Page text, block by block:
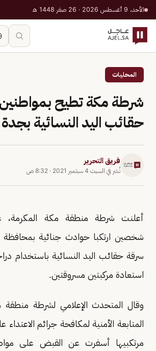
الأحد، 9 أغسطس 2026 · 26 صفر 1448 هـ
المحليات
شرطة مكة تطيح
حقائب اليد النسائية بجدة
فريق التحرير
نُشر في السبت 4 سبتمبر 2021 · 8:32 ص
أعلنت شرطة منطقة مكة
شخصين ارتكبا حوادث جنائية بمحافظة
سرقة حقائب اليد النسائية باستخدام
استعادة مركبتين مسروقتين.
وقال المتحدث الإعلامي لشرطة منطقة
المتابعة الأمنية لمكافحة جرائم
مرتكبيها أسفرت عن القبض على